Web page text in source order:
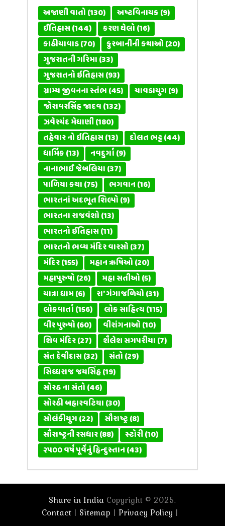
અજાણી વાતો(130) અષ્ટવિનાયક(9)
ઈતિહાસ(144) કરણ ઘેલો(16)
કાઠીયાવાડ(70) કુરબાનીની કથાઓ(20)
ગુજરાતની ગરિમા(33)
ગુજરાતનો ઇતિહાસ(93)
ગ્રામ્ય જીવનના સ્તંભ(45) ચાવડાયુગ(9)
જોરાવરસિંહ જાદવ(132)
ઝવેરચંદ મેઘાણી(180)
તહેવાર નો ઇતિહાસ(13) દોલત ભટ્ટ(44)
ધાર્મિક(13) નવદુર્ગા(9)
નાનાભાઈ જેબલિયા(37)
પાળિયા કથા(75) ભગવાન(16)
ભારતનાં અદભૂત શિલ્પો(9)
ભારતના રાજવંશો(13)
ભારતનો ઈતિહાસ(11)
ભારતનો ભવ્ય મંદિર વારસો(37)
મંદિર(155) મહાન ઋષિઓ(20)
મહાપુરુષો(26) મહા સતીઓ(5)
યાત્રા ધામ(6) રા' ગંગાજળિયો(31)
લોકવાર્તા(156) લોક સાહિત્ય(115)
વીર પુરુષો(60) વીરાંગનાઓ(10)
શિવ મંદિર(27) શૈલેશ સગપરીયા(7)
સંત દેવીદાસ(32) સંતો(29)
સિધ્ધરાજ જયસિંહ(19)
સોરઠ ના સંતો(46)
સોરઠી બહારવટિયા(30)
સોલંકીયુગ(22) સૌરાષ્ટ્ર(8)
સૌરાષ્ટ્રની રસધાર(88) સ્ટોરી(10)
૨૫૦૦ વર્ષ પૂર્વેનું હિન્દુસ્તાન(43)
Share in India Copyright © 2025.
Contact| Sitemap | Privacy Policy |